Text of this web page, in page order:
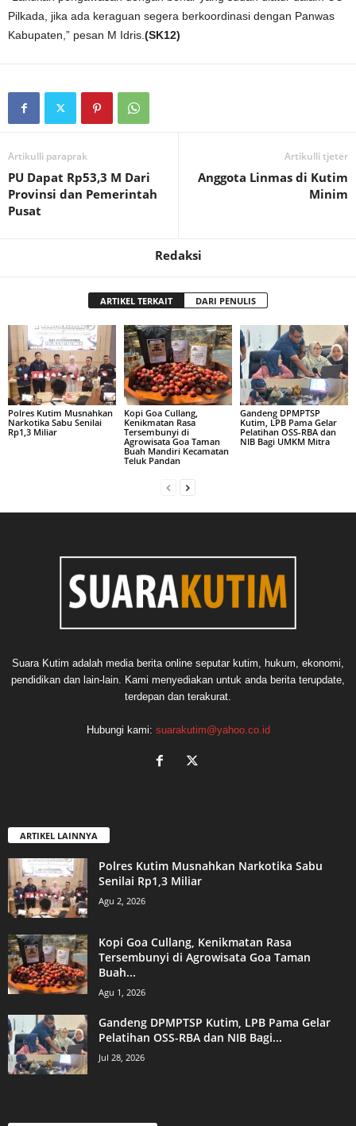
Pilkada, jika ada keraguan segera berkoordinasi dengan Panwas
Kabupaten,” pesan M Idris. (SK12)
Artikulli paraprak
PU Dapat Rp53,3 M Dari
Provinsi dan Pemerintah
Pusat
Artikulli tjetër
Anggota Linmas di Kutim
Minim
Redaksi
ARTIKEL TERKAIT DARI PENULIS
Polres Kutim Musnahkan
Narkotika Sabu Senilai
Rp1,3 Miliar
Kopi Goa Cullang,
Kenikmatan Rasa
Tersembunyi di
Agrowisata Goa Taman
Buah Mandiri Kecamatan
Teluk Pandan
Gandeng DPMPTSP
Kutim, LPB Pama Gelar
Pelatihan OSS-RBA dan
NIB Bagi UMKM Mitra
Suara Kutim adalah media berita online seputar kutim, hukum, ekonomi,
pendidikan dan lain-lain. Kami menyediakan untuk anda berita terupdate,
terdepan dan terakurat.
Hubungi kami: suarakutim@yahoo.co.id
ARTIKEL LAINNYA
Polres Kutim Musnahkan Narkotika Sabu
Senilai Rp1,3 Miliar
Agu 2, 2026
Kopi Goa Cullang, Kenikmatan Rasa
Tersembunyi di Agrowisata Goa Taman
Buah...
Agu 1, 2026
Gandeng DPMPTSP Kutim, LPB Pama Gelar
Pelatihan OSS-RBA dan NIB Bagi...
Jul 28, 2026